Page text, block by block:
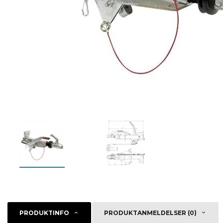
PRODUKTINFO PRODUKTANMELDELSER (0)